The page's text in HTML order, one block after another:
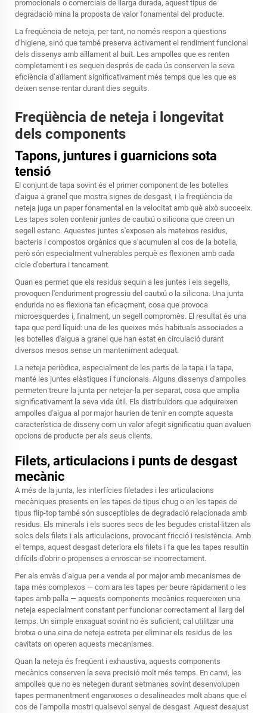
promocionals o comercials de llarga durada, aquest tipus de
degradació mina la proposta de valor fonamental del producte.
La freqüència de neteja, per tant, no només respon a qüestions
d’higiene, sinó que també preserva activament el rendiment funcional
dels dissenys amb aïllament al buit. Les ampolles que es renten
completament i es sequen després de cada ús conserven la seva
eficiència d’aïllament significativament més temps que les que es
deixen sense rentar durant dies seguits.
Freqüència de neteja i longevitat
dels components
Tapons, juntures i guarnicions sota
tensió
El conjunt de tapa sovint és el primer component de les botelles
d'aigua a granel que mostra signes de desgast, i la freqüència de
neteja juga un paper fonamental en la velocitat amb què això succeeix.
Les tapes solen contenir juntes de cautxú o silicona que creen un
segell estanc. Aquestes juntes s'exposen als mateixos residus,
bacteris i compostos orgànics que s'acumulen al cos de la botella,
però són especialment vulnerables perquè es flexionen amb cada
cicle d'obertura i tancament.
Quan es permet que els residus sequin a les juntes i els segells,
provoquen l'enduriment progressiu del cautxú o la silicona. Una junta
endurida no es flexiona tan eficaçment, cosa que provoca
microesquerdes i, finalment, un segell compromès. El resultat és una
tapa que perd líquid: una de les queixes més habituals associades a
les botelles d'aigua a granel que han estat en circulació durant
diversos mesos sense un manteniment adequat.
La neteja periòdica, especialment de les parts de la tapa i la tapa,
manté les juntes elàstiques i funcionals. Alguns dissenys d'ampolles
permeten treure la junta per netejar-la per separat, cosa que amplia
significativament la seva vida útil. Els distribuïdors que adquireixen
ampolles d'aigua al por major haurien de tenir en compte aquesta
característica de disseny com un valor afegit significatiu quan avaluen
opcions de producte per als seus clients.
Filets, articulacions i punts de desgast
mecànic
A més de la junta, les interfícies filetades i les articulacions
mecàniques presents en les tapes de tipus chug o en les tapes de
tipus flip-top també són susceptibles de degradació relacionada amb
residus. Els minerals i els sucres secs de les begudes cristal·litzen als
solcs dels filets i als articulacions, provocant fricció i resistència. Amb
el temps, aquest desgast deteriora els filets i fa que les tapes resultin
difícils d'obrir o propenses a enroscar-se incorrectament.
Per als envàs d’aigua per a venda al por major amb mecanismes de
tapa més complexos — com ara les tapes per beure ràpidament o les
tapes amb palla — aquests components mecànics requereixen una
neteja especialment constant per funcionar correctament al llarg del
temps. Un simple enxaguat sovint no és suficient; cal utilitzar una
brotxa o una eina de neteja estreta per eliminar els residus de les
cavitats on operen aquests mecanismes.
Quan la neteja és freqüent i exhaustiva, aquests components
mecànics conserven la seva precisió molt més temps. En canvi, les
ampolles que no es netegen durant setmanes sovint desenvolupen
tapes permanentment enganxoses o desalineades molt abans que el
cos de l’ampolla mostri qualsevol senyal de desgast. Aquest desajust